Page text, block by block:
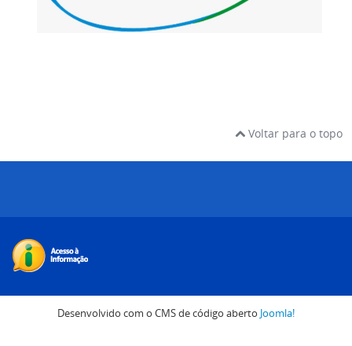
Voltar para o topo
Desenvolvido com o CMS de código aberto Joomla!